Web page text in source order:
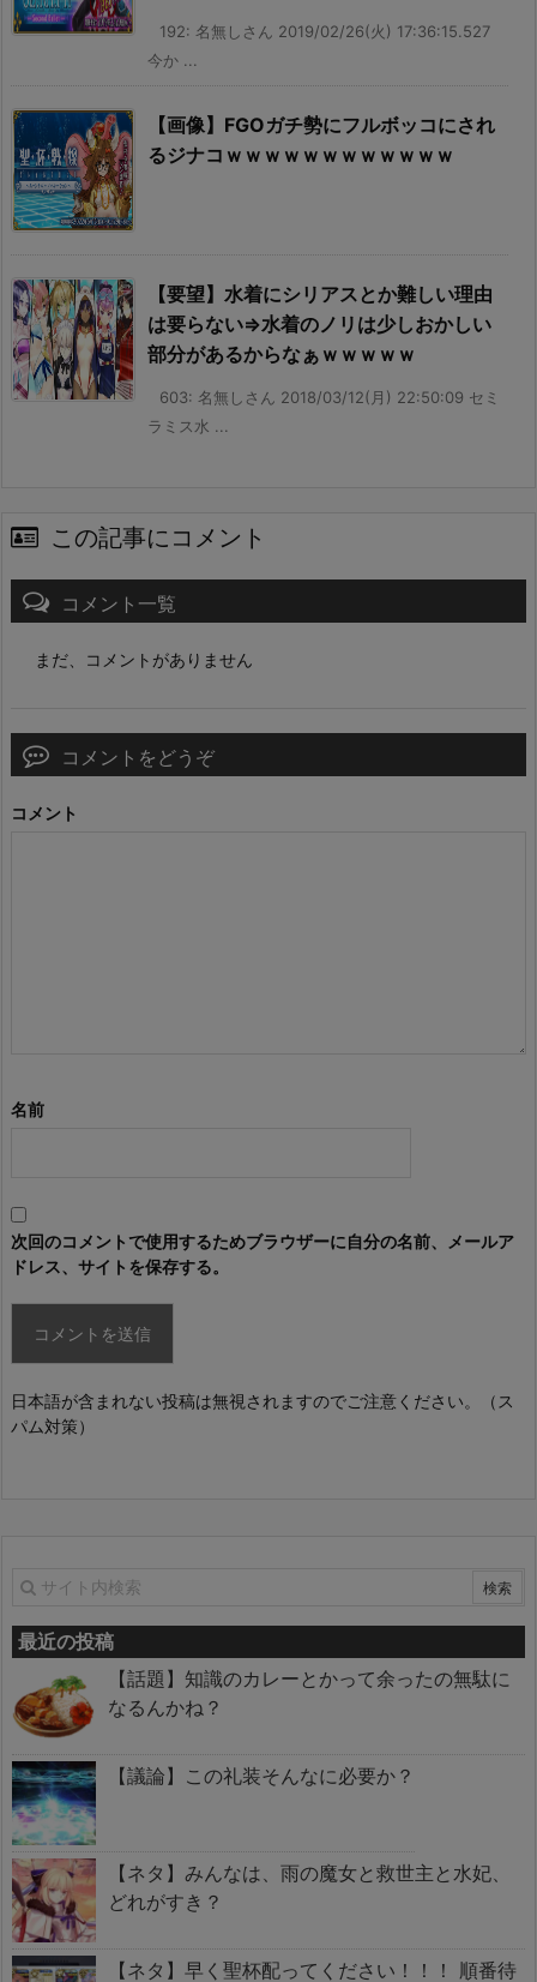
192: 名無しさん 2019/02/26(火) 17:36:15.527
今か ...
【画像】FGOガチ勢にフルボッコにされ
るジナコｗｗｗｗｗｗｗｗｗｗｗｗ
【要望】水着にシリアスとか難しい理由
は要らない⇒水着のノリは少しおかしい
部分があるからなぁｗｗｗｗｗ
603: 名無しさん 2018/03/12(月) 22:50:09 セミ
ラミス水 ...
この記事にコメント
コメント一覧
まだ、コメントがありません
コメントをどうぞ
コメント
名前
次回のコメントで使用するためブラウザーに自分の名前、メールア
ドレス、サイトを保存する。
日本語が含まれない投稿は無視されますのでご注意ください。（ス
パム対策）
最近の投稿
【話題】知識のカレーとかって余ったの無駄に
なるんかね？
【議論】この礼装そんなに必要か？
【ネタ】みんなは、雨の魔女と救世主と水妃、
どれがすき？
【ネタ】早く聖杯配ってください！！！ 順番待